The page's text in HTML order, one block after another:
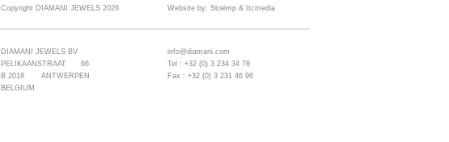
Copyright DIAMANI JEWELS 2026 Website by: Stoëmp & Itcmedia
DIAMANI JEWELS BV
PELIKAANSTRAAT 66
B 2018 ANTWERPEN
BELGIUM
info@diamani.com
Tel : +32 (0) 3 234 34 78
Fax : +32 (0) 3 231 46 96